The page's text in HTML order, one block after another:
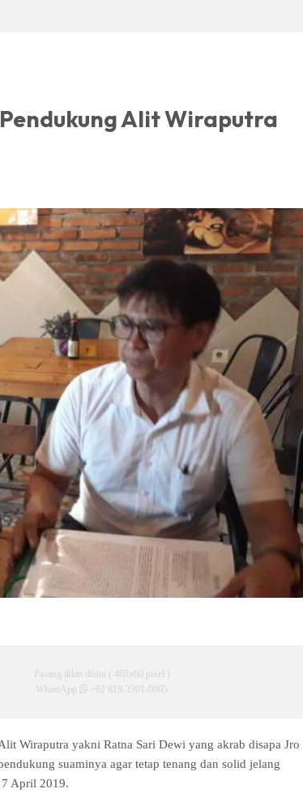
Alit Wiraputra
Pasang iklan disini ( 468x60 pixel )
WhatsApp
+62 819-3301-0005
Wiraputra yakni Ratna Sari Dewi yang akrab disapa Jro
suaminya agar tetap tenang dan solid jelang
April 2019.